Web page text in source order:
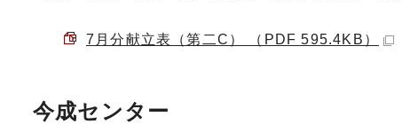
7月分献立表（第二C） （PDF 595.4KB）
今成センター